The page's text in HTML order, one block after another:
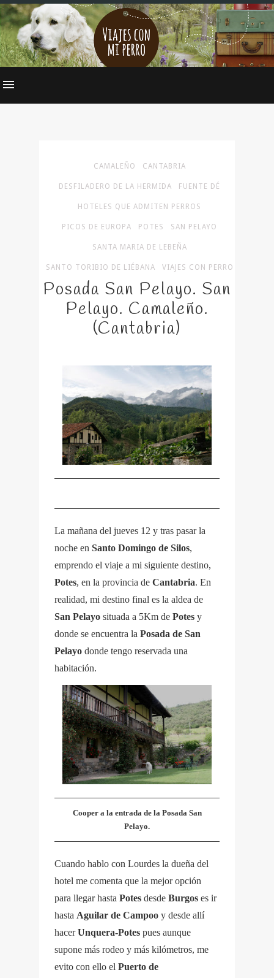
CAMALEÑO CANTABRIA
DESFILADERO DE LA HERMIDA FUENTE DÉ
HOTELES QUE ADMITEN PERROS
PICOS DE EUROPA POTES SAN PELAYO
SANTA MARIA DE LEBEÑA
SANTO TORIBIO DE LIÉBANA VIAJES CON PERRO
Posada San Pelayo. San
Pelayo. Camaleño.
(Cantabria)
La mañana del jueves 12 y tras pasar la
noche en Santo Domingo de Silos,
emprendo el viaje a mi siguiente destino,
Potes, en la provincia de Cantabria. En
realidad, mi destino final es la aldea de
San Pelayo situada a 5Km de Potes y
donde se encuentra la Posada de San
Pelayo donde tengo reservada una
habitación.
Cooper a la entrada de la Posada San
Pelayo.
Cuando hablo con Lourdes la dueña del
hotel me comenta que la mejor opción
para llegar hasta Potes desde Burgos es ir
hasta Aguilar de Campoo y desde allí
hacerUnquera-Potes pues aunque
supone más rodeo y más kilómetros, me
evito con ello el Puerto de